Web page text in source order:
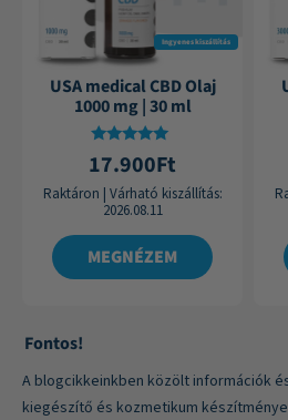
Ingyenes kiszállítás
USA medical CBD Olaj
1000 mg | 30 ml
Értékelés:
4.87
/ 5
17.900Ft
Raktáron | Várható kiszállítás:
2026.08.11
MEGNÉZEM
Fontos!
A blogcikkeinkben közölt információk
kiegészítő és kozmetikum